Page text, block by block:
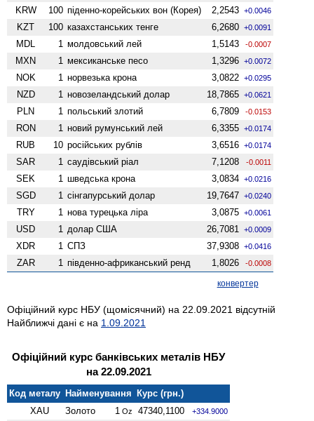
KRW 100 піденно-корейських вон (Корея) 2,2543 +0.0046
KZT 100 казахстанських тенге 6,2680 +0.0091
MDL 1 молдовський лей 1,5143 -0.0007
MXN 1 мексиканське песо 1,3296 +0.0072
NOK 1 норвезька крона 3,0822 +0.0295
NZD 1 ново­зеландський долар 18,7865 +0.0621
PLN 1 польський злотий 6,7809 -0.0153
RON 1 новий румунський лей 6,3355 +0.0174
RUB 10 російських рублів 3,6516 +0.0174
SAR 1 саудівський ріал 7,1208 -0.0011
SEK 1 шведська крона 3,0834 +0.0216
SGD 1 сінгапурський долар 19,7647 +0.0240
TRY 1 нова турецька ліра 3,0875 +0.0061
USD 1 долар США 26,7081 +0.0009
XDR 1 СПЗ 37,9308 +0.0416
ZAR 1 південно-африканський ренд 1,8026 -0.0008
конвертер
Офіційний курс НБУ (щомісячний) на 22.09.2021 відсутній
Найближчі дані є на 1.09.2021
Офіційний курс банківських металів НБУ
на 22.09.2021
Код металу Найменування Курс (грн.)
XAU
Золото 1 Oz 47340,1100 +334.9000